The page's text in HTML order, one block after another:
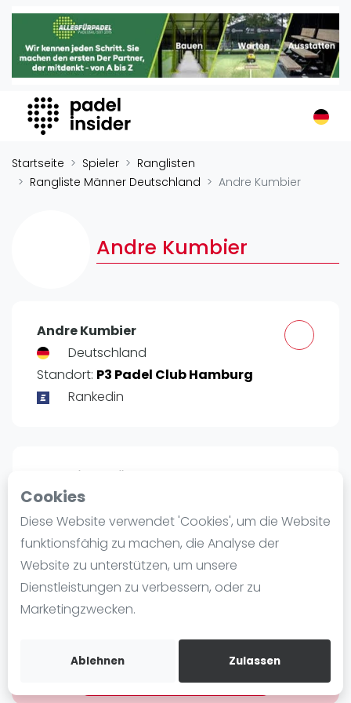
Cookies
Diese Website verwendet 'Cookies', um die Website
funktionsfähig zu machen, die Analyse der
Website zu unterstützen, um unsere
Dienstleistungen zu verbessern, oder zu
Marketingzwecken.
Ablehnen Zulassen
Padel Insider
Home
Organisationen
Buchungssysteme
Padel-Shops
Padel-Marken
Veranstaltungen
Playtomic
Ranking
Männer
FIP Frauen
Blog
Die Geschichte von Padel
Regeln und Punktzählung
Padel Schläge
Video
Startseite Spieler
Ranglisten
Rangliste Männer Deutschland
Andre Kumbier
Andre Kumbier
Andre Kumbier
Deutschland
Standort: P3 Padel Club Hamburg
Rankedin
Rangliste Männer Deutschland
Profil
POSITIE
# 5146
PT
70
Kostenloses Konto erstellen